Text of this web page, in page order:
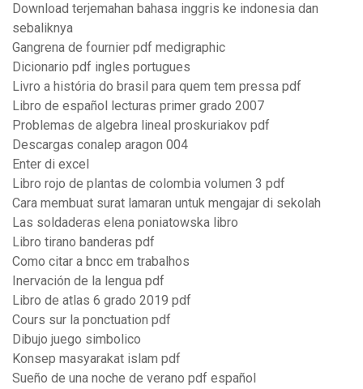
Download terjemahan bahasa inggris ke indonesia dan
sebaliknya
Gangrena de fournier pdf medigraphic
Dicionario pdf ingles portugues
Livro a história do brasil para quem tem pressa pdf
Libro de español lecturas primer grado 2007
Problemas de algebra lineal proskuriakov pdf
Descargas conalep aragon 004
Enter di excel
Libro rojo de plantas de colombia volumen 3 pdf
Cara membuat surat lamaran untuk mengajar di sekolah
Las soldaderas elena poniatowska libro
Libro tirano banderas pdf
Como citar a bncc em trabalhos
Inervación de la lengua pdf
Libro de atlas 6 grado 2019 pdf
Cours sur la ponctuation pdf
Dibujo juego simbolico
Konsep masyarakat islam pdf
Sueño de una noche de verano pdf español